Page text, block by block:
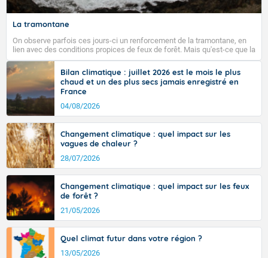
seront de nouveau dépassés sur la quasi-totalité du
pays, hors côtes de Manche, avec 35 à 38°C dans le
sud-ouest et le sud-est et même localement 38 ou 39
sur Midi-Pyrénées, et 39 à 40 dans le Gard.
Fermer
La tramontane
On observe parfois ces jours-ci un renforcement de la tramontane, en
lien avec des conditions propices de feux de forêt. Mais qu'est-ce que la
tramontane ? Quelles sont ses caractéristiques ? La tramontane est un
vent turbulent soufflant de secteur nord-ouest à nord, ou ouest à nord-
ouest, dans un secteur qui part du Roussillon à la vallée de l’Aude et à
l’ouest de l’Hérault. L’étymologie de ce vent vient du latin trasmontanus,
signifiant au-delà des monts, en allusion aux régions montagneuses
d’où provient ce vent.
Bilan climatique : juillet 2026 est le mois le plus
chaud et un des plus secs jamais enregistré en
France
04/08/2026
Changement climatique : quel impact sur les
vagues de chaleur ?
28/07/2026
Changement climatique : quel impact sur les feux
de forêt ?
21/05/2026
Quel climat futur dans votre région ?
13/05/2026